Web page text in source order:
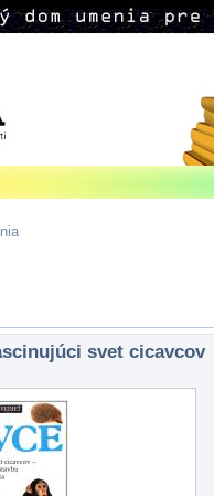
svet cicavcov